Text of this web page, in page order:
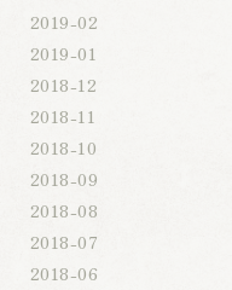
2019-02
2019-01
2018-12
2018-11
2018-10
2018-09
2018-08
2018-07
2018-06